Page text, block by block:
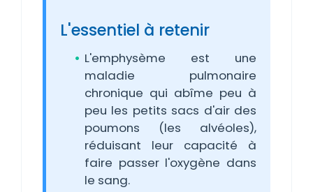
L'essentiel à retenir
L'emphysème est une
maladie pulmonaire
chronique qui abîme peu à
peu les petits sacs d'air des
poumons (les alvéoles),
réduisant leur capacité à
faire passer l'oxygène dans
le sang.